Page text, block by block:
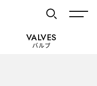
VALVES
バルブ